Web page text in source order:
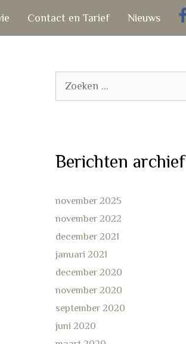
Contact en Tarief Nieuws
naar:
Berichten archief
november 2025
november 2022
december 2021
januari 2021
december 2020
november 2020
september 2020
juni 2020